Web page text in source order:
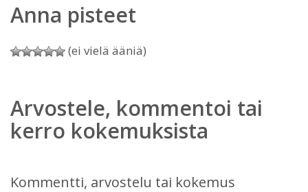
Anna pisteet
(ei vielä ääniä)
Arvostele, kommentoi tai
kerro kokemuksista
Kommentti, arvostelu tai kokemus